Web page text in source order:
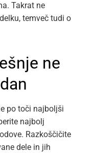
Takrat ne
temveč tudi o
ne
po toči najboljši
najbolj
Razkoščičite
dele in jih